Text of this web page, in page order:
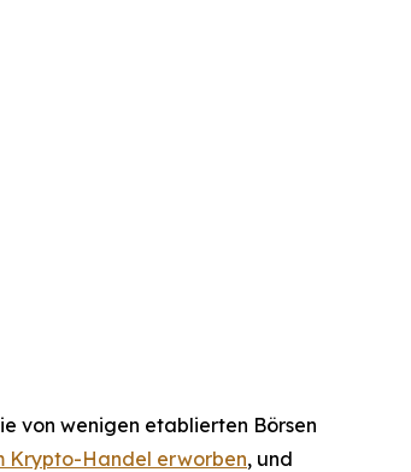
von wenigen etablierten Börsen
Krypto-Handel erworben, und